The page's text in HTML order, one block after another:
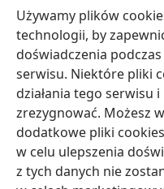
Używamy plików
technologii, by
doświadczenia
serwisu. Niektóre pliki
działania tego serwisu
zrezygnować. Możesz
dodatkowe pliki
w celu ulepszenia
z tych danych nie
Darowizny
(opens
new
window)BIBLIOTEKA
(opens
new
window)JW Hub
(opens
new
window)JW Library
Watchtower Library